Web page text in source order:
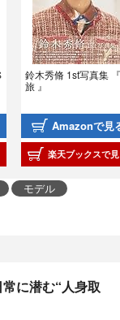
鈴木秀脩 1st写真集 『
旅 』
Amazonで見
楽天ブックスで
モデル
に潜む“人身取